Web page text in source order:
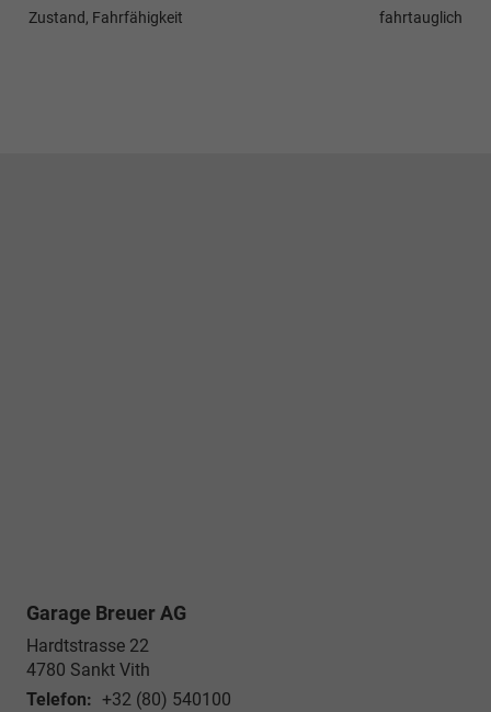
Zustand, Fahrfähigkeit
fahrtauglich
Garage Breuer AG
Hardtstrasse 22
4780 Sankt Vith
Telefon: +32 (80) 540100